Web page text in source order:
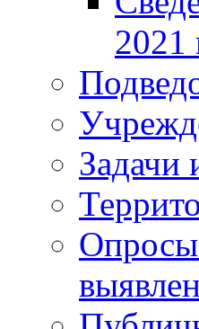
2021
Задачи
Опросы